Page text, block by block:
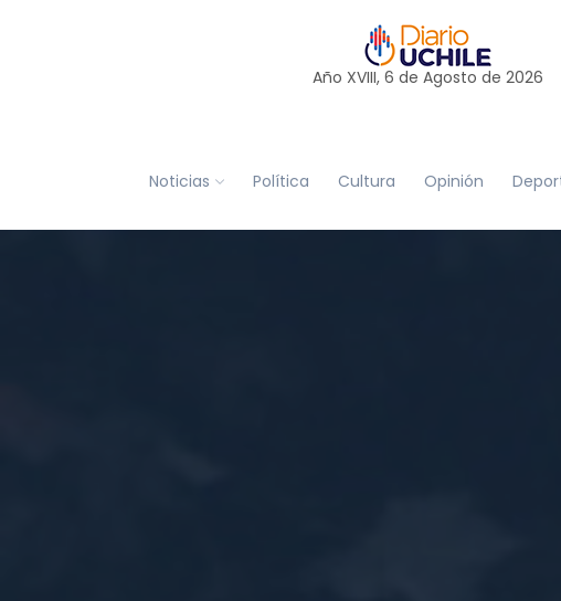
Año XVIII, 6 de Agosto de 2026
Noticias Política Cultura Opinión